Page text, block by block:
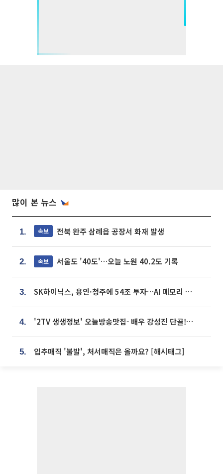
많이 본 뉴스
1. 속보 전북 완주 삼례읍 공장서 화재 발생
2. 속보 서울도 '40도'…오늘 노원 40.2도 기록
3. SK하이닉스, 용인·청주에 54조 투자…AI 메모리 생산기지 키운다
4. '2TV 생생정보' 오늘방송맛집- 배우 강성진 단골! 쌀국수ㆍ푸팟퐁 커리 맛집 '블○○○'
5. 입추매직 '불발', 처서매직은 올까요? [해시태그]